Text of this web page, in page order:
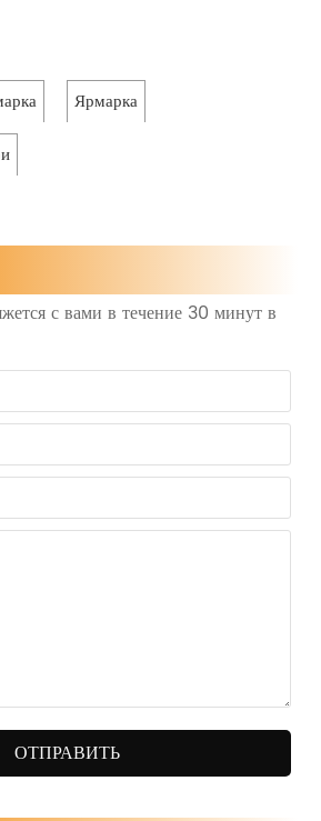
Ярмарка
с вами в течение 30 минут в
ОТПРАВИТЬ